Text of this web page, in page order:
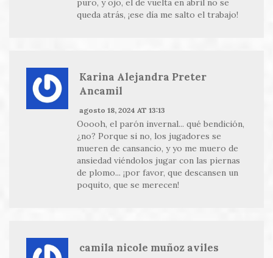
puro, y ojo, el de vuelta en abril no se
queda atrás, ¡ese día me salto el trabajo!
Karina Alejandra Preter
Ancamil
agosto 18, 2024 AT 13:13
Ooooh, el parón invernal... qué bendición,
¿no? Porque si no, los jugadores se
mueren de cansancio, y yo me muero de
ansiedad viéndolos jugar con las piernas
de plomo... ¡por favor, que descansen un
poquito, que se merecen!
camila nicole muñoz aviles